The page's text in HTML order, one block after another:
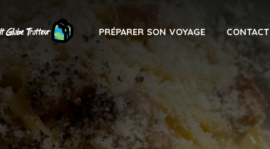
PRÉPARER SON VOYAGE CONTACT